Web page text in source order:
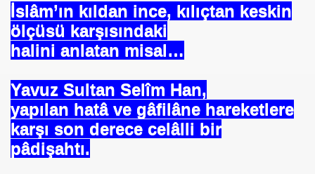
İslâm’ın kıldan ince, kılıçtan keskin
ölçüsü karşısındaki
halini anlatan misal…
Yavuz Sultan Selîm Han,
yapılan hatâ ve gâfilâne hareketlere
karşı son derece celâlli bir
pâdişahtı.
Halal Food